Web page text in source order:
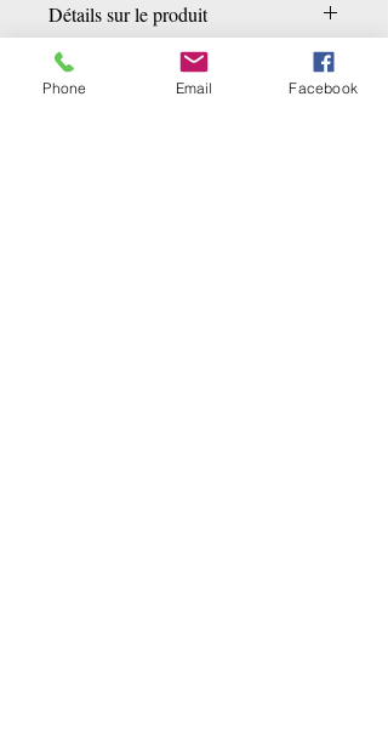
Détails sur le produit
Broché:
Editeur : Le Seuil (17 août 2017)
Phone Email Facebook